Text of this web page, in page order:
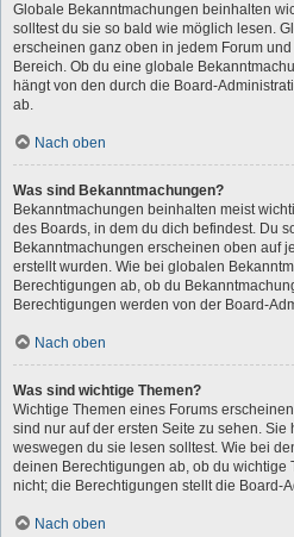
Globale Bekanntmachungen beinhalten
solltest du sie so bald wie möglich lesen.
erscheinen ganz oben in jedem Forum
Bereich. Ob du eine globale
hängt von den durch die Board-
ab.
Nach oben
Was sind Bekanntmachungen?
Bekanntmachungen beinhalten meist
des Boards, in dem du dich befindest. Du
Bekanntmachungen erscheinen oben auf
erstellt wurden. Wie bei globalen
Berechtigungen ab, ob du
Berechtigungen werden von der Board-
Nach oben
Was sind wichtige Themen?
Wichtige Themen eines Forums
sind nur auf der ersten Seite zu sehen.
weswegen du sie lesen solltest. Wie bei
deinen Berechtigungen ab, ob du wichtige
nicht; die Berechtigungen stellt die Board-
Nach oben